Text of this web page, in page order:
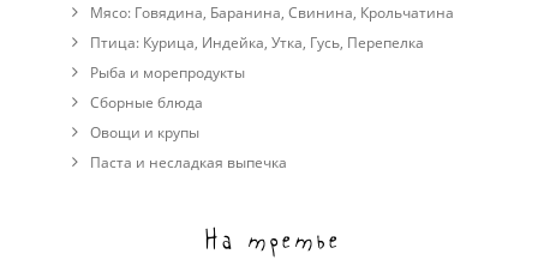
Мясо: Говядина, Баранина, Свинина, Крольчатина
Птица: Курица, Индейка, Утка, Гусь, Перепелка
Рыба и морепродукты
Сборные блюда
Овощи и крупы
Паста и несладкая выпечка
На третье